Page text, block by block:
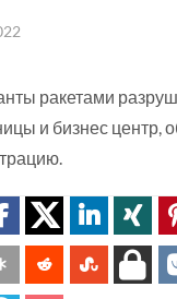
ракетами
и бизнес центр,